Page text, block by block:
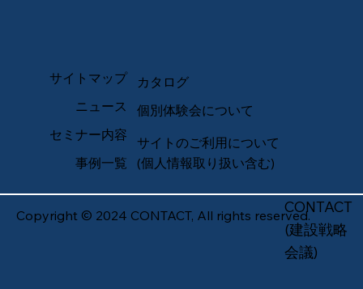
サイトマップ
ニュース
セミナー内容
事例一覧
カタログ
個別体験会について
サイトのご利用について
(個人情報取り扱い含む)
Copyright © 2024 CONTACT, All rights reserved.CONTACT
(建設戦略
会議)